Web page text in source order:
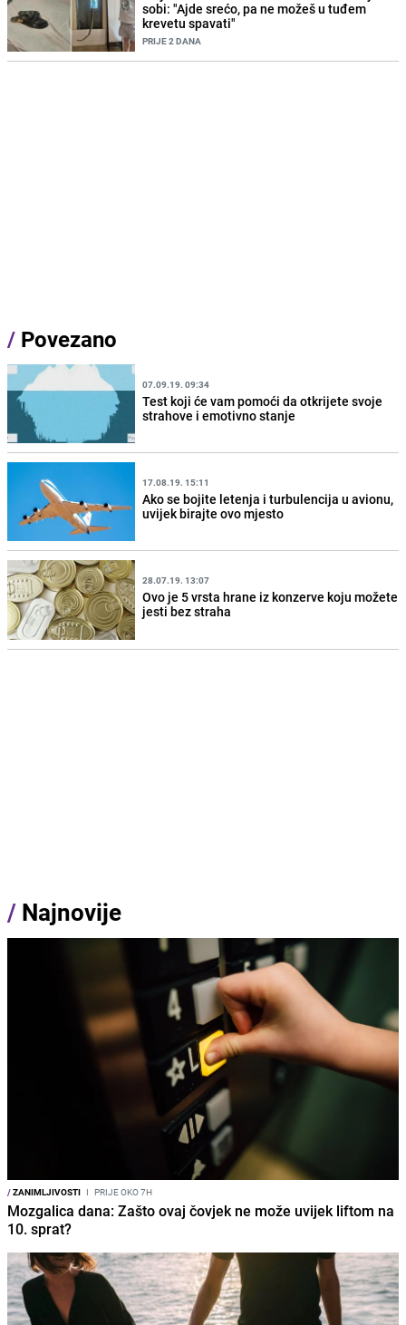
sobi: "Ajde srećo, pa ne možeš u tuđem
krevetu spavati"
PRIJE 2 DANA
/ Povezano
07.09.19. 09:34
Test koji će vam pomoći da otkrijete svoje
strahove i emotivno stanje
17.08.19. 15:11
Ako se bojite letenja i turbulencija u avionu,
uvijek birajte ovo mjesto
28.07.19. 13:07
Ovo je 5 vrsta hrane iz konzerve koju možete
jesti bez straha
/ Najnovije
/ZANIMLJIVOSTI I PRIJE OKO 7H
Mozgalica dana: Zašto ovaj čovjek ne može uvijek liftom na
10. sprat?